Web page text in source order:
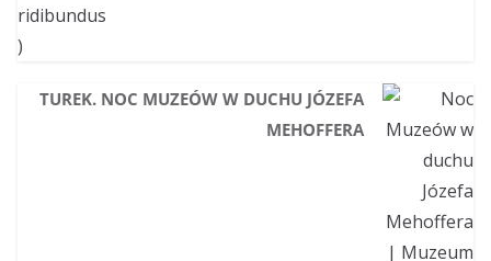
TUREK. NOC MUZEÓW W DUCHU JÓZEFA
MEHOFFERA